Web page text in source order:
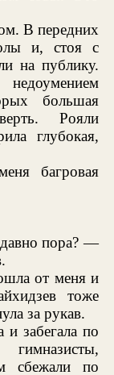
В передних
и, стоя с
на публику.
большая
Рояли
глубокая,
багровая
пора? —
от меня и
тоже
за рукав.
забегала по
сбежали по